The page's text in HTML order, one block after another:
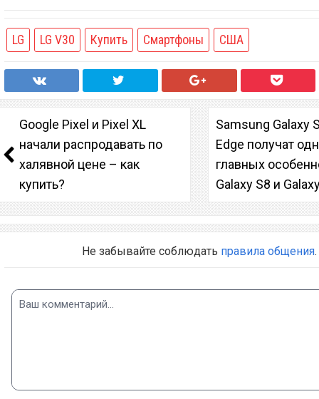
LG LG V30 Купить Смартфоны США
Google Pixel и Pixel XL
начали распродавать по
халявной цене – как
купить?
Samsung Galaxy
Edge получат
главных
Galaxy S8 и
Не забывайте соблюдать правила общения.